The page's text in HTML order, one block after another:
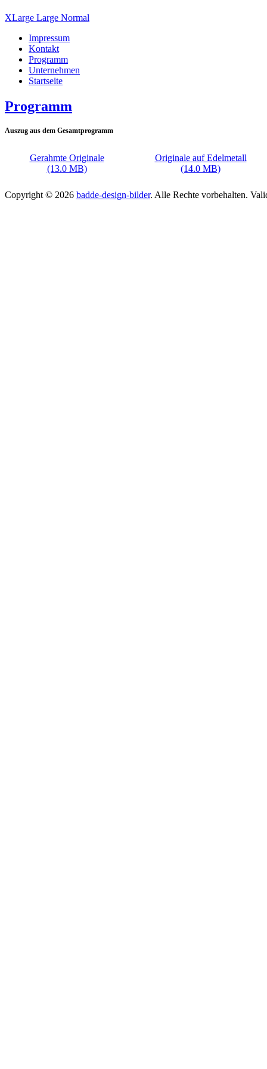
XLarge Large Normal
Impressum
Kontakt
Programm
Unternehmen
Startseite
Programm
Auszug aus dem Gesamtprogramm
Gerahmte Originale
(13.0 MB)
Originale auf Edelmetall
(14.0 MB)
Copyright © 2026 badde-design-bilder. Alle Rechte vorbehalten.